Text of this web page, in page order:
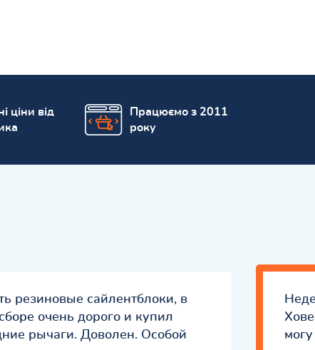
ціни від
Працюємо з 2011
року
резиновые сайлентблоки, в
очень дорого и купил
рычаги. Доволен. Особой